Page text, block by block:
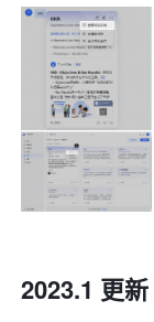
2023.1 更新